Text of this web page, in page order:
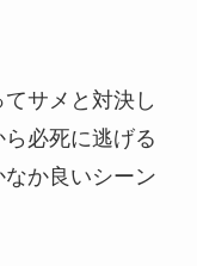
サメと対決し
必死に逃げる
か良いシーン